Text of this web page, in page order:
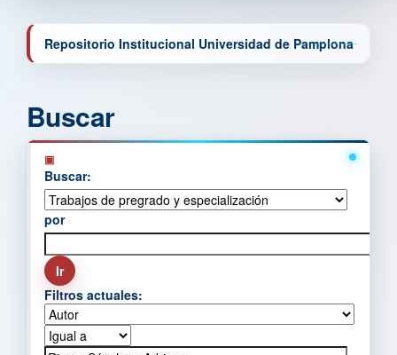
Repositorio Institucional Universidad de Pamplona
Buscar
Buscar:
por
Filtros actuales: